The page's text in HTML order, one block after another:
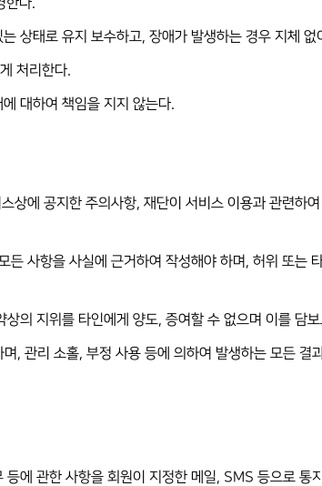
상태로 유지 보수하고, 장애가 발생하는 경우 지체
처리한다.
대하여 책임을 지지 않는다.
상에 공지한 주의사항, 재단이 서비스 이용과 관련하
사항을 사실에 근거하여 작성해야 하며, 허위 또는
의 지위를 타인에게 양도, 증여할 수 없으며 이를 담
, 관리 소홀, 부정 사용 등에 의하여 발생하는 모든
에 관한 사항을 회원이 지정한 메일, SMS 등으로 통